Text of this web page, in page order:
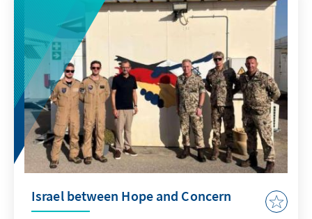
Israel between Hope and Concern